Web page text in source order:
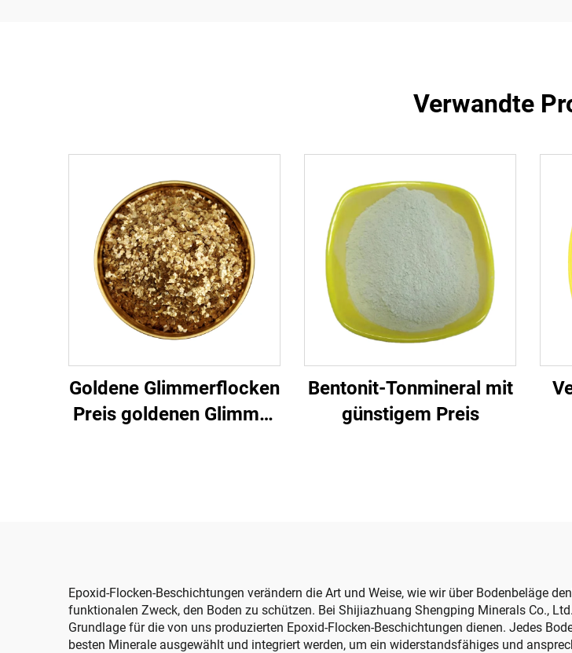
Verwandte
Goldene Glimmerflocken
Preis goldenen Glimmer
Bentonit-Tonmineral mit
günstigem Preis
Epoxid-Flocken-Beschichtungen verändern die Art und Weise, wie wir über Bodenbeläge
funktionalen Zweck, den Boden zu schützen. Bei Shijiazhuang Shengping Minerals Co.,
Grundlage für die von uns produzierten Epoxid-Flocken-Beschichtungen dienen. Jedes
besten Minerale ausgewählt und integriert werden, um ein widerstandsfähiges und